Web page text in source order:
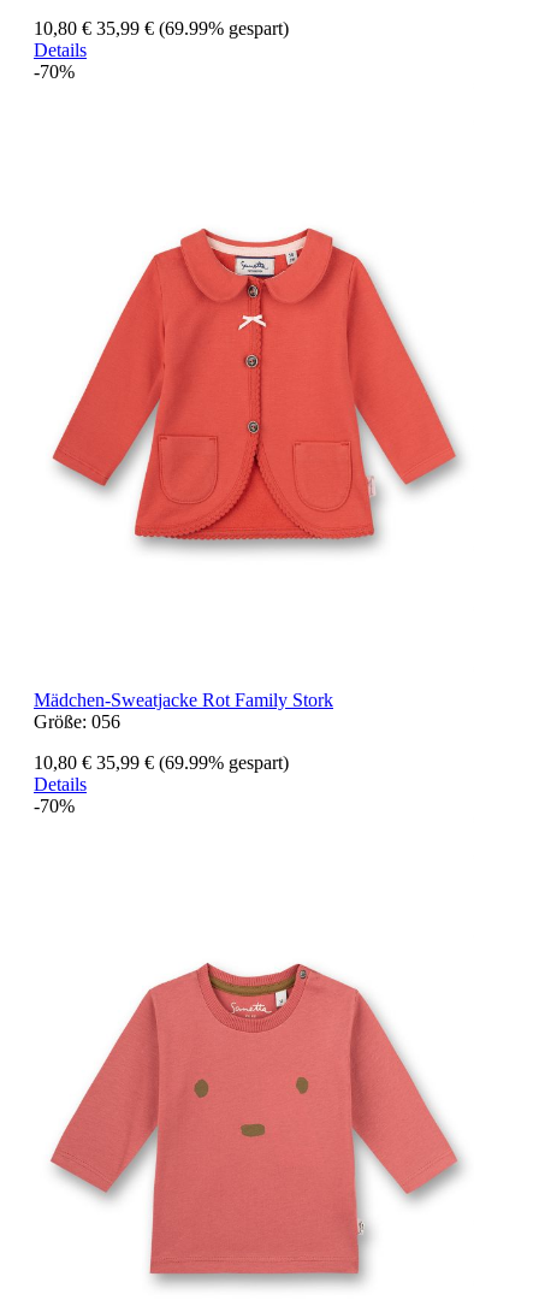
10,80 € 35,99 € (69.99% gespart)
Details
-70%
Mädchen-Sweatjacke Rot Family Stork
Größe: 056
10,80 € 35,99 € (69.99% gespart)
Details
-70%